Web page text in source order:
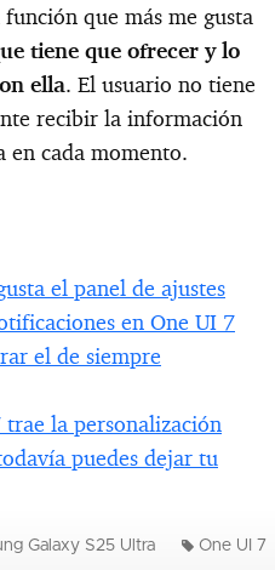
que más me gusta
tiene que ofrecer y lo
ella. El usuario no tiene
recibir la información
en cada momento.
el panel de ajustes
en One UI 7
el de siempre
trae la personalización
puedes dejar tu
Galaxy S25 Ultra One UI 7